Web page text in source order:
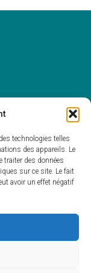
technologies telles
des appareils. Le
traiter des données
sur ce site. Le fait
avoir un effet négatif
: